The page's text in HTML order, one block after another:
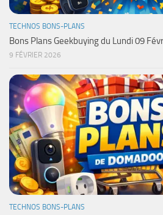
TECHNOS BONS-PLANS
Bons Plans Geekbuying du Lundi 09
9 FÉVRIER 2026
TECHNOS BONS-PLANS